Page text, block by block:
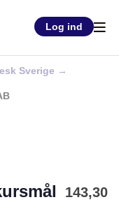
Log ind
Sverige →
143,30